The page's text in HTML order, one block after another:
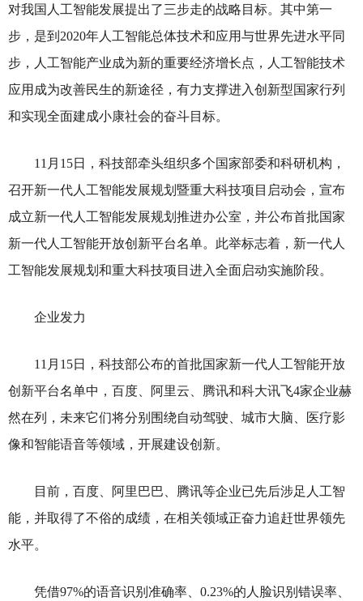
对我国人工智能发展提出了三步走的战略目标。其中第一
步，是到2020年人工智能总体技术和应用与世界先进水平同
步，人工智能产业成为新的重要经济增长点，人工智能技术
应用成为改善民生的新途径，有力支撑进入创新型国家行列
和实现全面建成小康社会的奋斗目标。
11月15日，科技部牵头组织多个国家部委和科研机构，
召开新一代人工智能发展规划暨重大科技项目启动会，宣布
成立新一代人工智能发展规划推进办公室，并公布首批国家
新一代人工智能开放创新平台名单。此举标志着，新一代人
工智能发展规划和重大科技项目进入全面启动实施阶段。
企业发力
11月15日，科技部公布的首批国家新一代人工智能开放
创新平台名单中，百度、阿里云、腾讯和科大讯飞4家企业赫
然在列，未来它们将分别围绕自动驾驶、城市大脑、医疗影
像和智能语音等领域，开展建设创新。
目前，百度、阿里巴巴、腾讯等企业已先后涉足人工智
能，并取得了不俗的成绩，在相关领域正奋力追赶世界领先
水平。
凭借97%的语音识别准确率、0.23%的人脸识别错误率、